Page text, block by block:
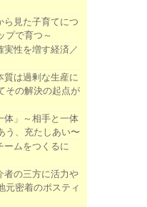
ら見た子育てにつ
プで育つ～
実性を増す経済／
質は過剰な生産に
その解決の起点が
体」～相手と一体
う、充たしあい〜
ームをつくるに
者の三方に活力や
元密着のポスティ